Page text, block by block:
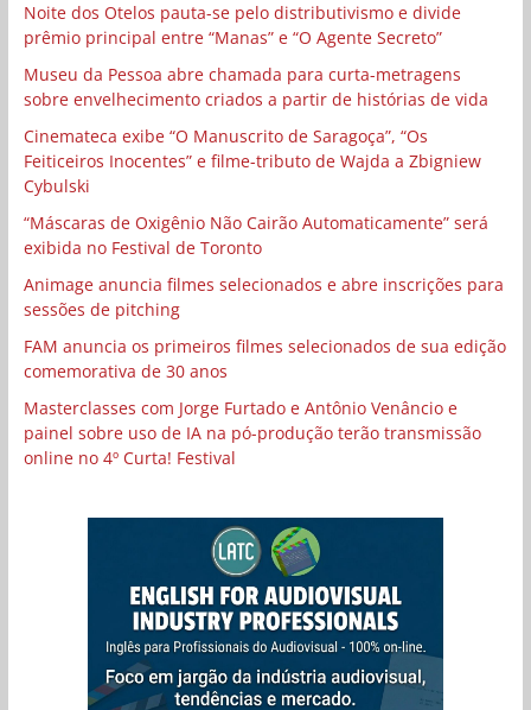
Noite dos Otelos pauta-se pelo distributivismo e divide
prêmio principal entre “Manas” e “O Agente Secreto”
Museu da Pessoa abre chamada para curta-metragens
sobre envelhecimento criados a partir de histórias de vida
Cinemateca exibe “O Manuscrito de Saragoça”, “Os
Feiticeiros Inocentes” e filme-tributo de Wajda a Zbigniew
Cybulski
“Máscaras de Oxigênio Não Cairão Automaticamente” será
exibida no Festival de Toronto
Animage anuncia filmes selecionados e abre inscrições para
sessões de pitching
FAM anuncia os primeiros filmes selecionados de sua edição
comemorativa de 30 anos
Masterclasses com Jorge Furtado e Antônio Venâncio e
painel sobre uso de IA na pó-produção terão transmissão
online no 4º Curta! Festival